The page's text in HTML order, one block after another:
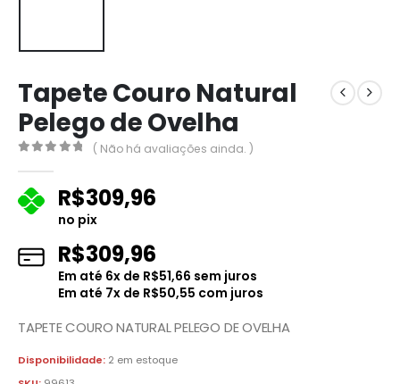
Tapete Couro Natural
Pelego de Ovelha
( Não há avaliações ainda. )
R$309,96
no pix
R$309,96
Em até 6x de R$51,66 sem juros
Em até 7x de R$50,55 com juros
TAPETE COURO NATURAL PELEGO DE OVELHA
Disponibilidade: 2 em estoque